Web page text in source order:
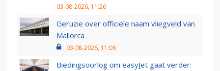
03-08-2026, 11:26
Geruzie over officiële naam vliegveld van
Mallorca
03-08-2026, 11:06
Biedingsoorlog om easyJet gaat verder: